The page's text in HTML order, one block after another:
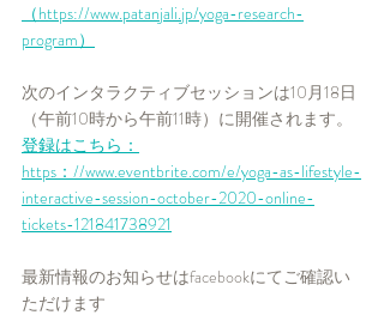
（https://www.patanjali.jp/yoga-research-
program）
次のインタラクティブセッションは10月18日
（午前10時から午前11時）に開催されます。
登録はこちら：
https：//www.eventbrite.com/e/yoga-as-lifestyle-
interactive-session-october-2020-online-
tickets-121841738921
最新情報のお知らせはfacebookにてご確認い
ただけます